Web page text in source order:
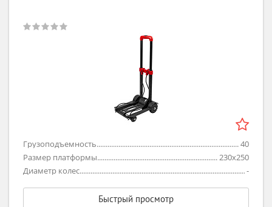
Грузоподъемность
40
Размер платформы
230х250
Диаметр колес
-
Быстрый просмотр